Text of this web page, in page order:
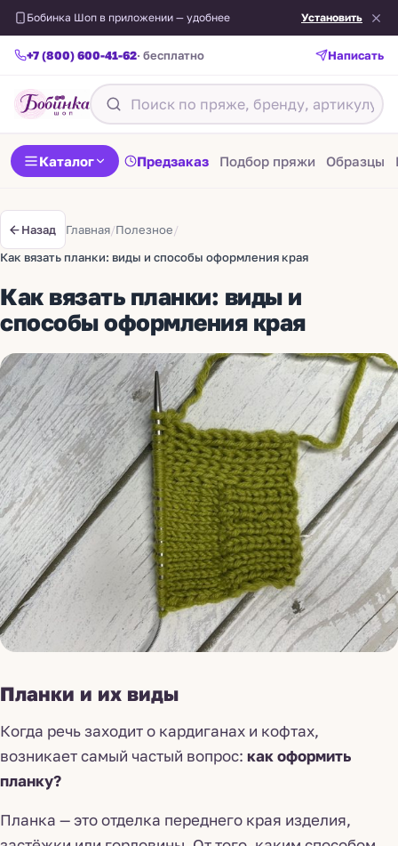
Бобинка Шоп в приложении — удобнее Установить
+7 (800) 600-41-62· бесплатно Написать
Каталог Предзаказ Подбор пряжи Образцы
Назад Главная/Полезное/
Как вязать планки: виды и способы оформления края
Как вязать планки: виды и
способы оформления края
Планки и их виды
Когда речь заходит о кардиганах и кофтах,
возникает самый частый вопрос: как оформить
планку?
Планка — это отделка переднего края изделия,